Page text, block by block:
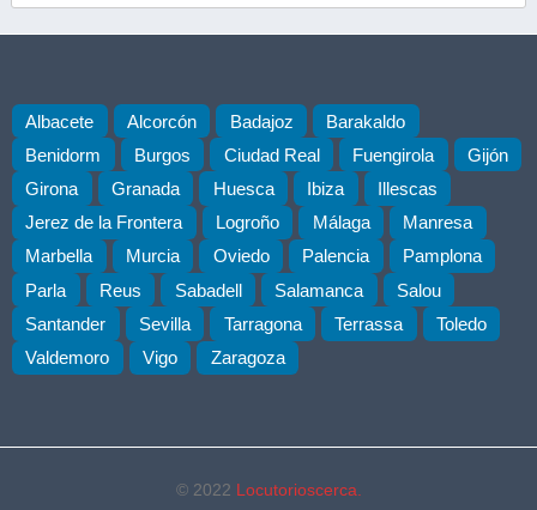
Albacete Alcorcón Badajoz
Barakaldo
Benidorm
Burgos Ciudad Real Fuengirola
Gijón
Girona
Granada Huesca Ibiza
Illescas
Jerez de la Frontera
Logroño Málaga
Manresa
Marbella
Murcia Oviedo Palencia
Pamplona
Parla
Reus Sabadell Salamanca
Salou
Santander
Sevilla Tarragona Terrassa
Toledo
Valdemoro
Vigo Zaragoza
© 2022 Locutorioscerca.